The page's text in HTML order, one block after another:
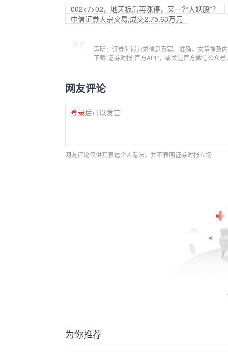
002<7>02，地天板后再涨停，又一?“大妖股”？
中信证券大宗交易;成交2.75.63万元
声明：证券时报力求信息真实、准确，文章提及
下载“证券时报”官方APP，或关注官方微信公众
网友评论
登录后可以发言
网友评论仅供其表达个人看法，并不表明证券时报立场
为你推荐